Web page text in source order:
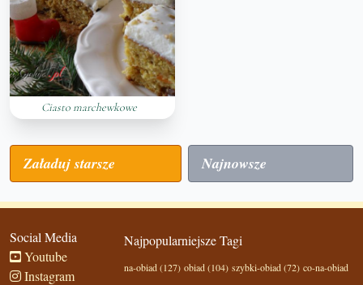
Ciasto marchewkowe
Załaduj starsze Najnowsze
Social Media
Youtube
Instagram
Najpopularniejsze Tagi
na-obiad (127) obiad (104) szybki-obiad (72) co-na-obiad